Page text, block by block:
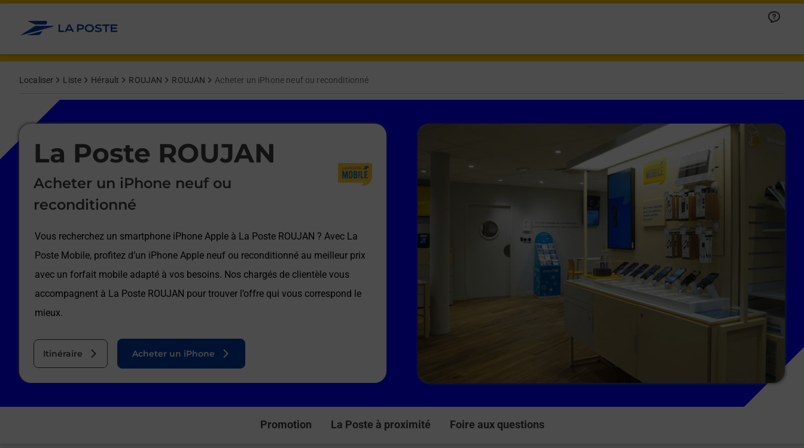
Allez au contenu
Localiser Liste Hérault ROUJAN ROUJAN Acheter un iPhone neuf ou reconditionné
La Poste ROUJAN
Acheter un iPhone neuf ou
reconditionné
Vous recherchez un smartphone iPhone Apple à La Poste ROUJAN ? Avec La
Poste Mobile, profitez d’un iPhone Apple neuf ou reconditionné au meilleur prix
avec un forfait mobile adapté à vos besoins. Nos chargés de clientèle vous
accompagnent à La Poste ROUJAN pour trouver l’offre qui vous correspond le
mieux.
Itinéraire
Le lien s'ouvre dans un nouvel onglet
Acheter un iPhone
Promotion La Poste à proximité Foire aux questions
Le lien s'ouvre dans un nouvel onglet
Afficher ou masquer la réponse
Afficher ou masquer la réponse
Afficher ou masquer la réponse
Afficher ou masquer la réponse
Afficher ou masquer la réponse
Afficher ou masquer la réponse